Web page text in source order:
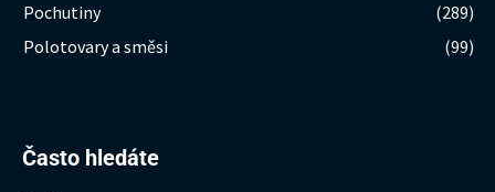
Pochutiny
(289)
Polotovary a směsi
(99)
Často hledáte
Hledat: